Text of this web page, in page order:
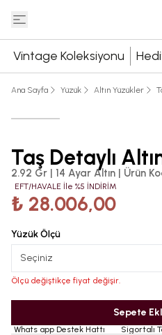
Vintage Koleksiyonu
Ana Sayfa Yüzük Altın Yüzükler
Taş Detaylı
2.92 Gr | 14 Ayar Altın | Ürün
EFT/HAVALE İle %5 İNDİRİM
₺ 28.006,00
Yüzük Ölçü
Seçiniz
Ölçü değiştikçe fiyat değişir.
Sepete
Whats app Destek Hattı Sigortalı